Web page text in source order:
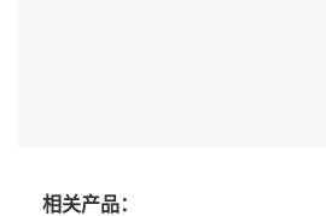
相关产品：